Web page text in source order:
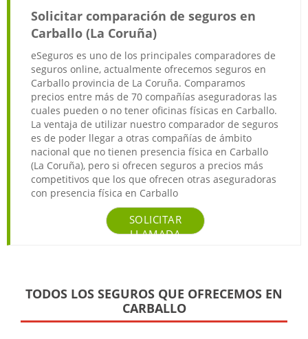
Solicitar comparación de seguros en
Carballo (La Coruña)
eSeguros es uno de los principales comparadores de
seguros online, actualmente ofrecemos seguros en
Carballo provincia de La Coruña. Comparamos
precios entre más de 70 compañías aseguradoras las
cuales pueden o no tener oficinas físicas en Carballo.
La ventaja de utilizar nuestro comparador de seguros
es de poder llegar a otras compañías de ámbito
nacional que no tienen presencia física en Carballo
(La Coruña), pero si ofrecen seguros a precios más
competitivos que los que ofrecen otras aseguradoras
con presencia física en Carballo
SOLICITAR
LLAMADA
TODOS LOS SEGUROS QUE OFRECEMOS EN
CARBALLO